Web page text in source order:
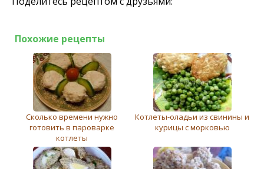
Похожие рецепты
Сколько времени нужно
готовить в пароварке
котлеты
Котлеты-оладьи из свинины и
курицы с морковью